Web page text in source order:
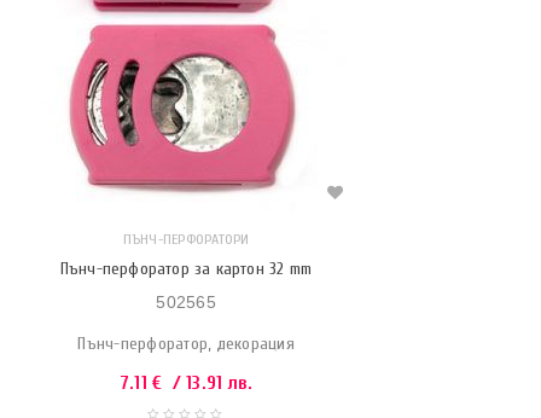
ПЪНЧ-ПЕРФОРАТОРИ
Пънч-перфоратор за картон 32 mm
502565
Пънч-перфоратор, декорация
7.11 € / 13.91 лв.